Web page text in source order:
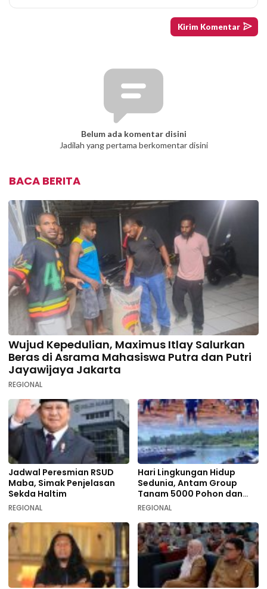
Belum ada komentar disini
Jadilah yang pertama berkomentar disini
BACA BERITA
Wujud Kepedulian, Maximus Itlay Salurkan
Beras di Asrama Mahasiswa Putra dan Putri
Jayawijaya Jakarta
REGIONAL
Jadwal Peresmian RSUD
Maba, Simak Penjelasan
Sekda Haltim
REGIONAL
Hari Lingkungan Hidup
Sedunia, Antam Group
Tanam 5000 Pohon dan
Aksi Bersih di Sofifi
REGIONAL